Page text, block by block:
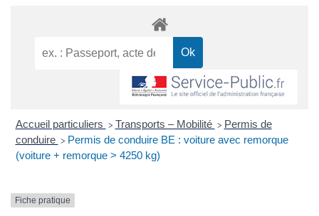
Accueil particuliers > Transports – Mobilité > Permis de
conduire > Permis de conduire BE : voiture avec remorque
(voiture + remorque > 4250 kg)
Fiche pratique